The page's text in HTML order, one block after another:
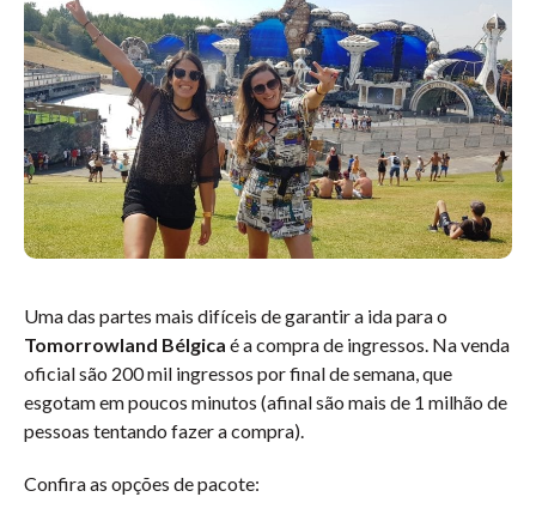
Uma das partes mais difíceis de garantir a ida para o
Tomorrowland Bélgica é a compra de ingressos. Na venda
oficial são 200 mil ingressos por final de semana, que
esgotam em poucos minutos (afinal são mais de 1 milhão de
pessoas tentando fazer a compra).
Confira as opções de pacote: